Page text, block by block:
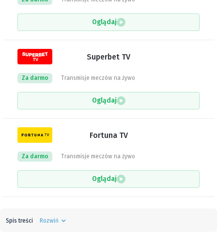
Oglądaj
Superbet TV
Transmisje meczów na żywo
Za darmo
Oglądaj
Fortuna TV
Transmisje meczów na żywo
Za darmo
Oglądaj
Spis treści Rozwiń